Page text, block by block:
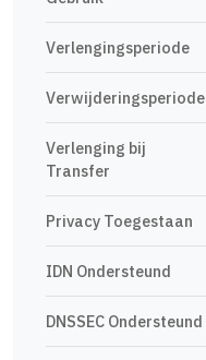
Verlengingsperiode
Verwijderingsperiode
Verlenging bij
Transfer
Privacy Toegestaan
IDN Ondersteund
DNSSEC Ondersteund